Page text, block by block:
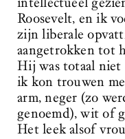
Roosevelt, en ik
zijn liberale
aangetrokken tot
Hij was totaal niet
ik kon trouwen
arm, neger (zo
genoemd), wit of
Het leek alsof